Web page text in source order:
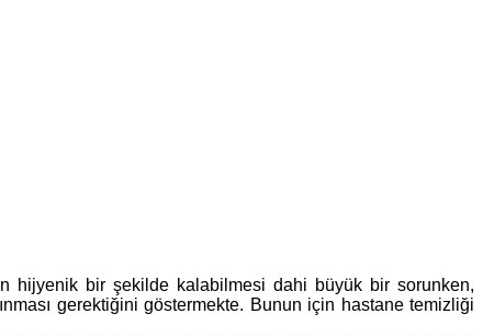
hijyenik bir şekilde kalabilmesi dahi büyük bir sorunken,
gerektiğini göstermekte. Bunun için hastane temizliği